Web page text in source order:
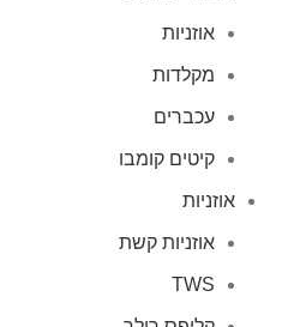
אוזניות
מקלדות
עכברים
קיטים קומבו
אוזניות
אוזניות קשת
TWS